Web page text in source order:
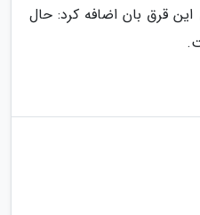
قرق بان اضافه کرد: حال